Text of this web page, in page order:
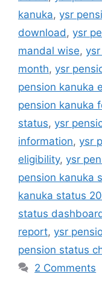
kanuka, ysr
download , ysr
mandal wise,
month, ysr
pension kanuka
pension kanuka
status, ysr
information, ysr
eligibility, ysr
pension kanuka
kanuka status
status
report, ysr
pension status
2 Comments